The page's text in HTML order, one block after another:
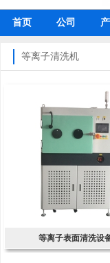
首页 公司
等离子清洗机
等离子表面清洗设